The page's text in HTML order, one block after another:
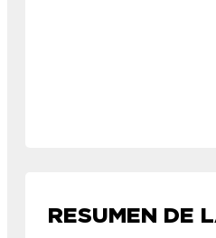
RESUMEN DE